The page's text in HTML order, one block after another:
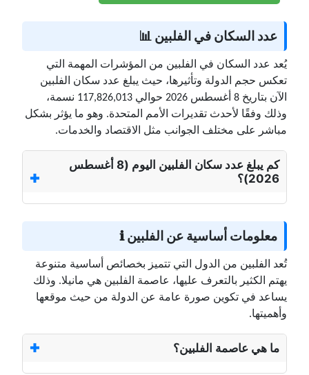
عدد السكان في الفلبين 📊
يُعد عدد السكان في الفلبين من المؤشرات المهمة التي
تعكس حجم الدولة وتأثيرها، حيث يبلغ عدد سكان الفلبين
الآن بتاريخ 8 أغسطس 2026 حوالي 117,826,013 نسمة،
وذلك وفقًا لأحدث تقديرات الأمم المتحدة. وهو ما يؤثر بشكل
مباشر على مختلف الجوانب مثل الاقتصاد والخدمات.
كم يبلغ عدد سكان الفلبين اليوم (8 أغسطس
2026)؟
معلومات أساسية عن الفلبين ℹ️
تُعد الفلبين من الدول التي تتميز بخصائص أساسية متنوعة
يهتم الكثير بالتعرف عليها، عاصمة الفلبين هي مانيلا. وذلك
يساعد في تكوين صورة عامة عن الدولة من حيث موقعها
وأهميتها.
ما هي عاصمة الفلبين؟